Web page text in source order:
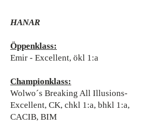
HANAR
Öppenklass:
Emir - Excellent, ökl 1:a
Championklass:
Wolwo´s Breaking All Illusions-
Excellent, CK, chkl 1:a, bhkl 1:a,
CACIB, BIM